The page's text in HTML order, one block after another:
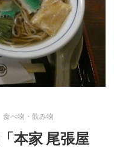
食べ物・飲み物
本家 尾張屋